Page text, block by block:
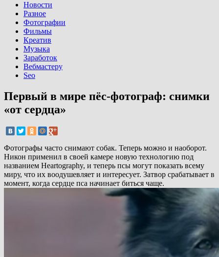
Новости
Разное
Фотографии
Фильмы
Креатив
Музыка
Заработок
Вебмастеру
Seo
Первый в мире пёс-фотограф: снимки
«от сердца»
Фотографы часто снимают собак. Теперь можно и наоборот.
Никон применил в своей камере новую технологию под
названием Heartography, и теперь псы могут показать всему
миру, что их воодушевляет и интересует. Затвор срабатывает в
момент, когда сердце пса начинает биться чаще.